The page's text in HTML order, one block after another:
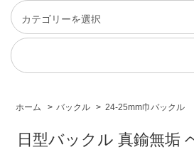
ホーム > バックル > 24-25mm巾バックル
日型バックル 真鍮無垢